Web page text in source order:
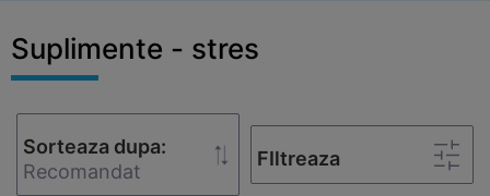
Suplimente - stres
Sorteaza dupa:
Recomandat
FIltreaza